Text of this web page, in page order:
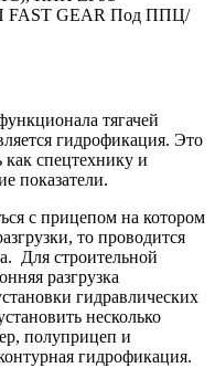
GEAR Под ППЦ/
тягачей
гидрофикация. Это
как спецтехнику и
показатели.
с прицепом на котором
то проводится
Для строительной
разгрузка
гидравлических
несколько
полуприцеп и
гидрофикация.